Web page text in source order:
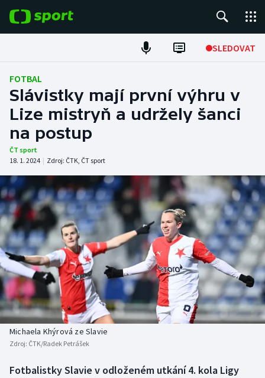
SLEDOVAT
Fotbal
Hokej
Tenis
Atletika
Cyklistika
DALŠÍ SPORTY
Americký fotbal
Baseball a softbal
Basketbal
Biatlon
NEPŘEHLÉDNĚTE
Soutěže
Historické návraty
Aplikace ČT sport
FOTBAL
Slávistky mají první výhru v
Lize mistryň a udržely šanci
na postup
ČT sport
18. 1. 2024 | Zdroj: ČTK, ČT sport
Michaela Khýrová ze Slavie
Zdroj: ČTK/Radek Petrášek
Fotbalistky Slavie v odloženém utkání 4. kola Ligy